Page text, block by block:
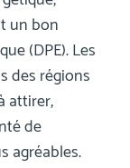
un bon
(DPE). Les
des régions
attirer,
de
agréables.